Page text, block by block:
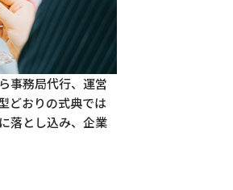
事務局代行、運営
どおりの式典では
落とし込み、企業